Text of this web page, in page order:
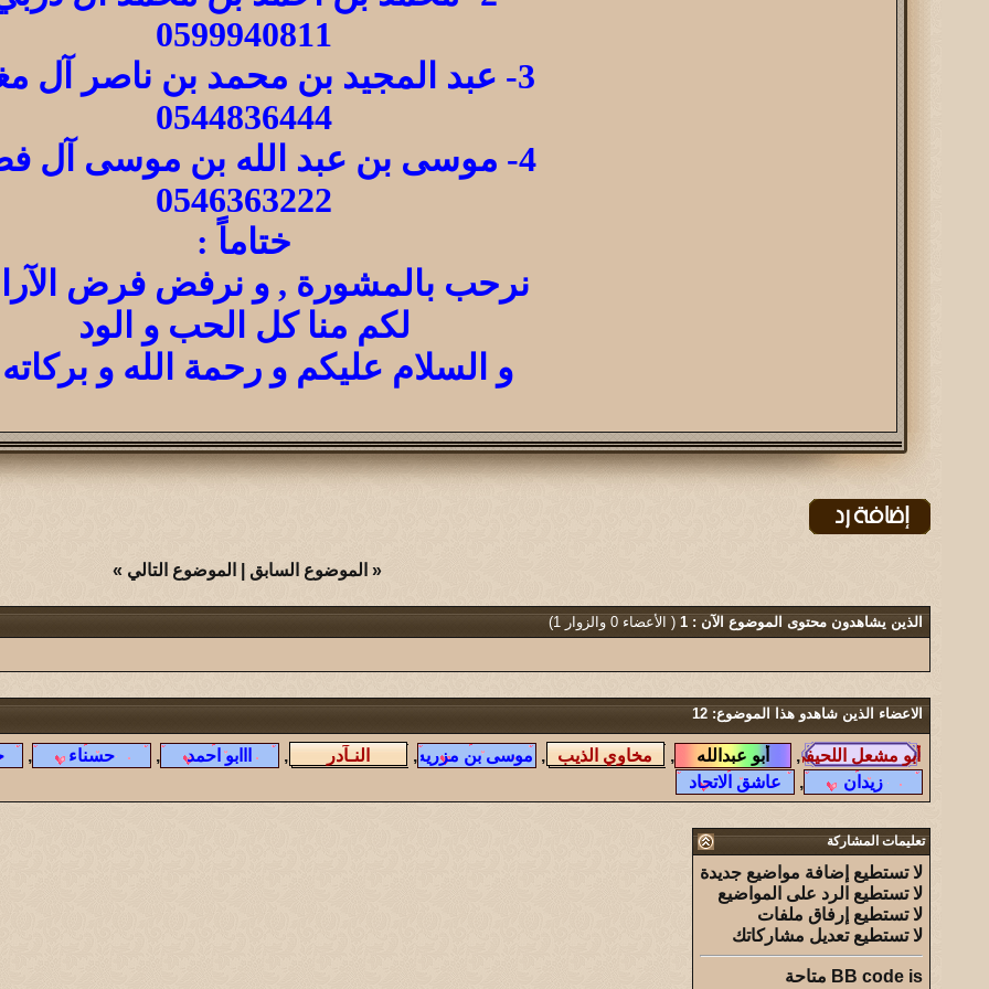
0599940811
3- عبد المجيد بن محمد بن ناصر آل مغني
0544836444
4- موسى بن عبد الله بن موسى آل فطيح
0546363222
ختاماً :
نرحب بالمشورة , و نرفض فرض
لكم منا كل الحب و الود
و السلام عليكم و رحمة الله و
« الموضوع السابق الموضوع التالي »
الذين يشاهدون محتوى الموضوع الآن : 1 ( الأعضاء 0 والزوار 1)
الاعضاء الذين شاهدو هذا الموضوع: 12
,
,
,
,
,
,
,
,
تعليمات المشاركة
لا تستطيع إضافة مواضيع جديدة
لا تستطيع الرد على المواضيع
لا تستطيع إرفاق ملفات
لا تستطيع تعديل مشاركاتك
BB codeis
متاحة